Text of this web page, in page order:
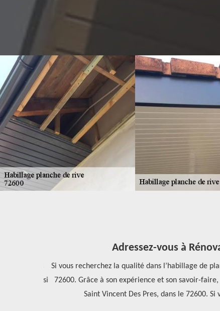
Adressez-vous à
Si vous recherchez la qualité dans l’habillage de
72600. Grâce à son expérience et son savoir-
Saint Vincent Des Pres, dans le 72600. Si